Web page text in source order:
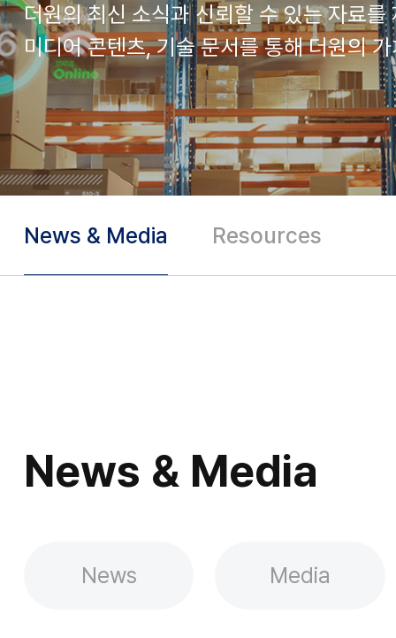
더원의 최신 소식과 신뢰할 수 있는 자료를
미디어 콘텐츠, 기술 문서를 통해 더원의
News & Media Resources
News & Media
News Media